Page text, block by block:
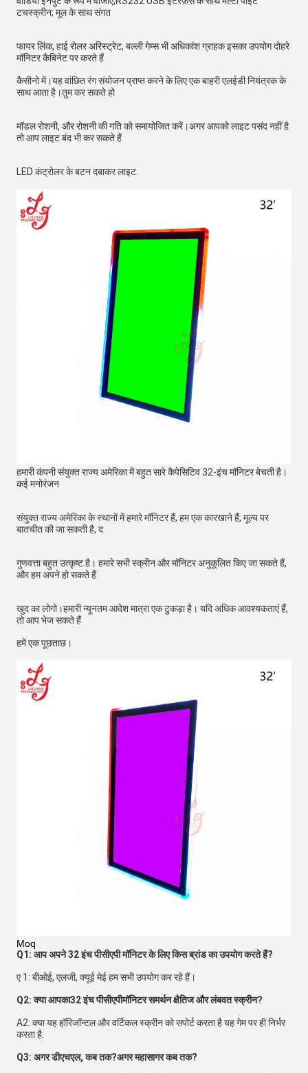
टचस्क्रीन; मूल के साथ संगत
फायर लिंक, हाई रोलर अरिस्ट्रेट, बल्ली गेम्स भी अधिकांश ग्राहक इसका उपयोग दोहरे
मॉनिटर कैबिनेट पर करते हैं
कैसीनो में।यह वांछित रंग संयोजन प्राप्त करने के लिए एक बाहरी एलईडी नियंत्रक के
साथ आता है।तुम कर सकते हो
मॉडल रोशनी, और रोशनी की गति को समायोजित करें।अगर आपको लाइट पसंद नहीं है
तो आप लाइट बंद भी कर सकते हैं
LED कंट्रोलर के बटन दबाकर लाइट.
हमारी कंपनी संयुक्त राज्य अमेरिका में बहुत सारे कैपेसिटिव 32-इंच मॉनिटर बेचती है।
कई मनोरंजन
संयुक्त राज्य अमेरिका के स्थानों में हमारे मॉनिटर हैं, हम एक कारखाने हैं, मूल्य पर
बातचीत की जा सकती है, द
गुणवत्ता बहुत उत्कृष्ट है। हमारे सभी स्क्रीन और मॉनिटर अनुकूलित किए जा सकते हैं,
और हम अपने हो सकते हैं
खुद का लोगो।हमारी न्यूनतम आदेश मात्रा एक टुकड़ा है। यदि अधिक आवश्यकताएं हैं,
तो आप भेज सकते हैं
हमें एक पूछताछ।
Moq
Q1: आप अपने 32 इंच पीसीएपी मॉनिटर के लिए किस ब्रांड का उपयोग करते हैं?
ए 1: बीओई, एलजी, क्यूई मेई हम सभी उपयोग कर रहे हैं।
Q2: क्या आपका32 इंच पीसीएपीमॉनिटर समर्थन क्षैतिज और लंबवत स्क्रीन?
A2: क्या यह हॉरिजॉन्टल और वर्टिकल स्क्रीन को सपोर्ट करता है यह गेम पर ही निर्भर
करता है.
Q3: अगर डीएचएल, कब तक?अगर महासागर कब तक?